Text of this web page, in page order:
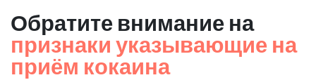
Обратите внимание на
признаки указывающие на
приём кокаина